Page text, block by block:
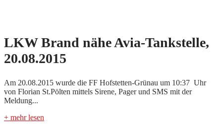
LKW Brand nähe Avia-Tankstelle,
20.08.2015
Am 20.08.2015 wurde die FF Hofstetten-Grünau um 10:37 Uhr
von Florian St.Pölten mittels Sirene, Pager und SMS mit der
Meldung...
+ mehr lesen